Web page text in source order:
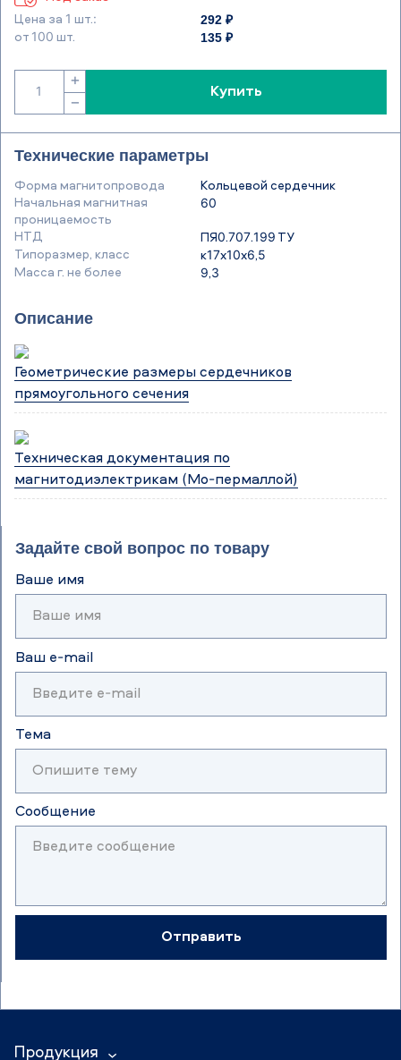
Цена за 1 шт.:
292 ₽
от 100 шт. 135 ₽
−
+
Купить
Технические параметры
Форма магнитопровода
Кольцевой сердечник
Начальная магнитная
проницаемость
60
НТД
ПЯ0.707.199 ТУ
Типоразмер, класс
к17х10х6,5
Масса г. не более
9,3
Описание
Геометрические размеры сердечников
прямоугольного сечения
Техническая документация по
магнитодиэлектрикам (Мо-пермаллой)
Задайте свой вопрос по товару
Ваше имя
Ваш e-mail
Тема
Сообщение
Отправить
Продукция